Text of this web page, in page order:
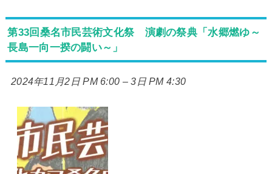
第33回桑名市民芸術文化祭 演劇の祭典「水郷燃ゆ～
長島一向一揆の闘い～」
2024年11月2日 PM 6:00 –3日 PM 4:30